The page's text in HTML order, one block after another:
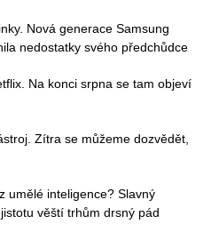
Nová generace Samsung
nedostatky svého předchůdce
Na konci srpna se tam objeví
Zítra se můžeme dozvědět,
umělé inteligence? Slavný
věští trhům drsný pád